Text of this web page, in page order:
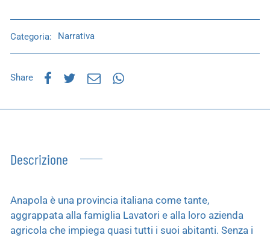
Categoria: Narrativa
Share
Descrizione
Anapola è una provincia italiana come tante,
aggrappata alla famiglia Lavatori e alla loro azienda
agricola che impiega quasi tutti i suoi abitanti. Senza i